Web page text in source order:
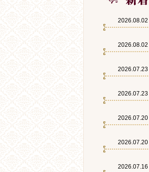
2026.08.02
2026.08.02
2026.07.23
2026.07.23
2026.07.20
2026.07.20
2026.07.16